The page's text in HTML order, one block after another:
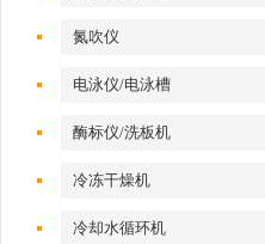
氮吹仪
电泳仪/电泳槽
酶标仪/洗板机
冷冻干燥机
冷却水循环机